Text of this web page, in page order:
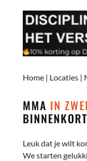
Home| Locaties|
MMA IN
Leuk dat je wilt
We starten